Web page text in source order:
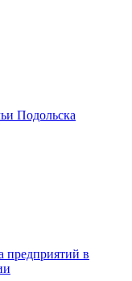
Подольска
предприятий в